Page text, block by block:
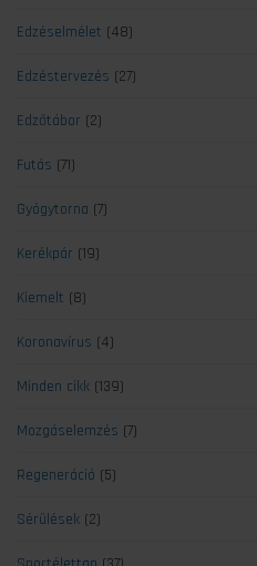
Edzéselmélet (48)
Edzéstervezés (27)
Edzőtábor (2)
Futás (71)
Gyógytorna (7)
Kerékpár (19)
Kiemelt (8)
Koronavírus (4)
Minden cikk (139)
Mozgáselemzés (7)
Regeneráció (5)
Sérülések (2)